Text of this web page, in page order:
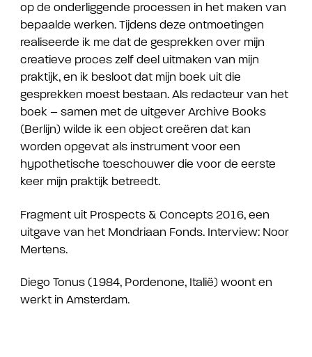
op de onderliggende processen in het maken van
bepaalde werken. Tijdens deze ontmoetingen
realiseerde ik me dat de gesprekken over mijn
creatieve proces zelf deel uitmaken van mijn
praktijk, en ik besloot dat mijn boek uit die
gesprekken moest bestaan. Als redacteur van het
boek – samen met de uitgever Archive Books
(Berlijn) wilde ik een object creëren dat kan
worden opgevat als instrument voor een
hypothetische toeschouwer die voor de eerste
keer mijn praktijk betreedt.
Fragment uit Prospects & Concepts 2016, een
uitgave van het Mondriaan Fonds. Interview: Noor
Mertens.
Diego Tonus (1984, Pordenone, Italië) woont en
werkt in Amsterdam.